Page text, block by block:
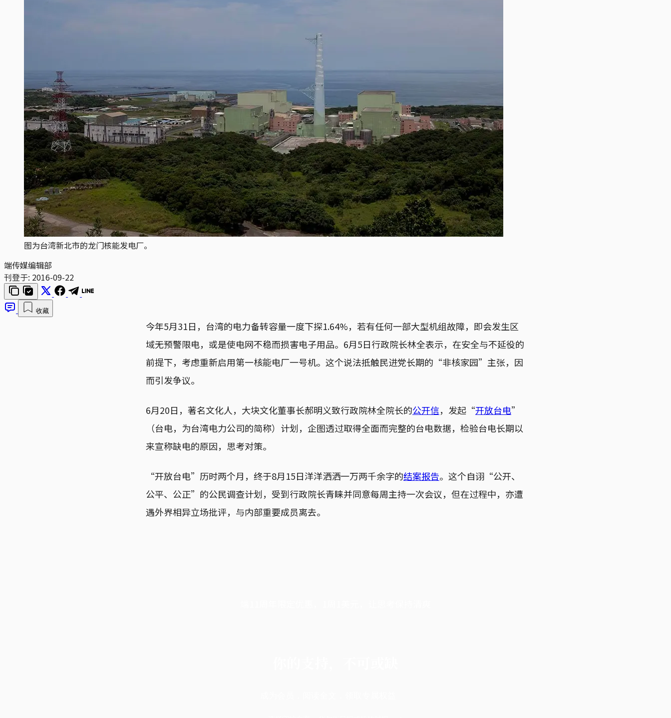
图为台湾新北市的龙门核能发电厂。
端传媒编辑部
刊登于: 2016-09-22
收藏
今年5月31日，台湾的电力备转容量一度下探1.64%，若有任何一部大型机组故障，即会发生区
域无预警限电，或是使电网不稳而损害电子用品。6月5日行政院长林全表示，在安全与不延役的
前提下，考虑重新启用第一核能电厂一号机。这个说法抵触民进党长期的“非核家园”主张，因
而引发争议。
6月20日，著名文化人，大块文化董事长郝明义致行政院林全院长的公开信，发起“开放台电”
（台电，为台湾电力公司的简称）计划，企图透过取得全面而完整的台电数据，检验台电长期以
来宣称缺电的原因，思考对策。
“开放台电”历时两个月，终于8月15日洋洋洒洒一万两千余字的结案报告。这个自诩“公开、
公平、公正”的公民调查计划，受到行政院长青睐并同意每周主持一次会议，但在过程中，亦遭
遇外界相异立场批评，与内部重要成员离去。